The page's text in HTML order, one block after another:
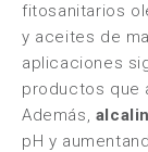
fitosanitarios
y aceites de
aplicaciones
productos que
Además,
pH y